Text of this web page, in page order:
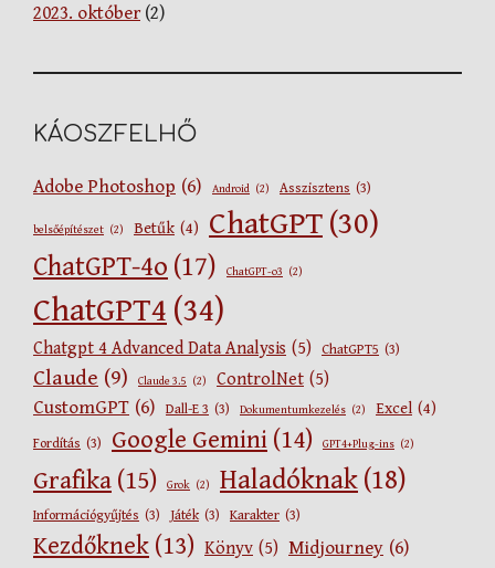
2023. október(2)
KÁOSZFELHŐ
Adobe Photoshop (6) Android (2) Asszisztens (3)
belsőépítészet (2) Betűk (4) ChatGPT (30)
ChatGPT-4o (17) ChatGPT-o3 (2)
ChatGPT4 (34)
Chatgpt 4 Advanced Data Analysis (5) ChatGPT5 (3)
Claude (9) Claude 3.5 (2) ControlNet (5)
CustomGPT (6) Dall-E 3 (3) Dokumentumkezelés (2) Excel (4)
Fordítás (3) Google Gemini (14) GPT4+Plug-ins (2)
Grafika (15) Grok (2) Haladóknak (18)
Információgyűjtés (3) Játék (3) Karakter (3)
Kezdőknek (13) Könyv (5) Midjourney (6)